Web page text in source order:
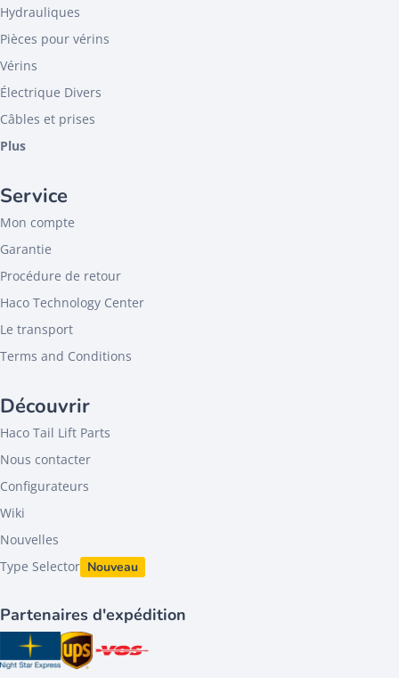
Hydrauliques
Pièces pour vérins
Vérins
Électrique Divers
Câbles et prises
Plus
Service
Mon compte
Garantie
Procédure de retour
Haco Technology Center
Le transport
Terms and Conditions
Découvrir
Haco Tail Lift Parts
Nous contacter
Configurateurs
Wiki
Nouvelles
Type Selector Nouveau
Partenaires d'expédition